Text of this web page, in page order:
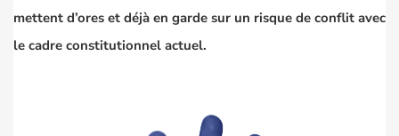
mettent d’ores et déjà en garde sur un risque de conflit avec
le cadre constitutionnel actuel.